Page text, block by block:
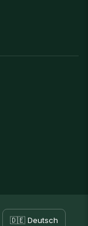
🇩🇪 Deutsch